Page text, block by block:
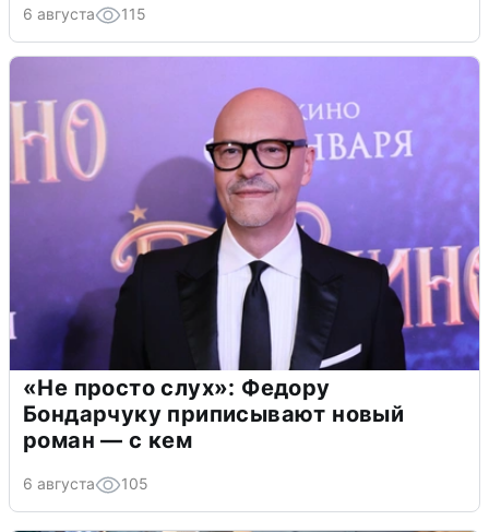
6 августа 115
«Не просто слух»: Федору
Бондарчуку приписывают новый
роман — с кем
6 августа 105